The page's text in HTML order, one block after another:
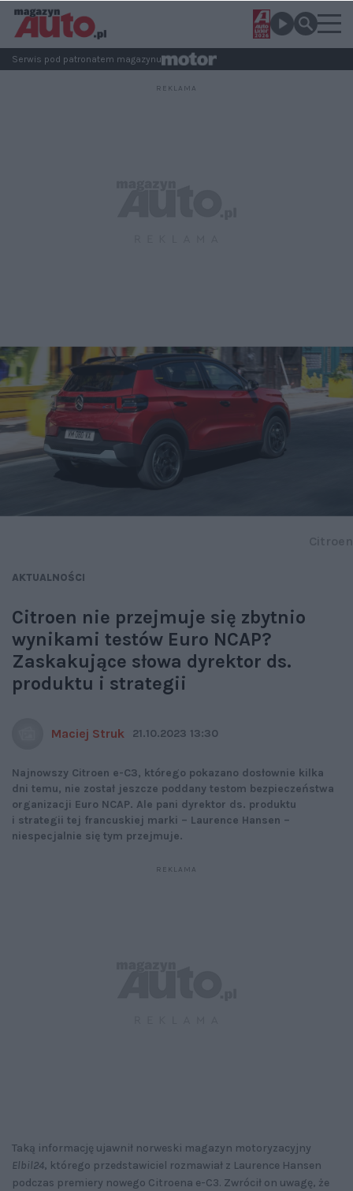
Serwis pod patronatem magazynu
AKTUALNOŚCI
Citroen nie przejmuje się zbytnio
wynikami testów Euro NCAP?
Zaskakujące słowa dyrektor ds.
produktu i strategii
Maciej Struk 21.10.2023 13:30
Najnowszy Citroen e-C3, którego pokazano dosłownie kilka
dni temu, nie został jeszcze poddany testom bezpieczeństwa
organizacji Euro NCAP. Ale pani dyrektor ds. produktu
i strategii tej francuskiej marki – Laurence Hansen –
niespecjalnie się tym przejmuje.
Taką informację ujawnił norweski magazyn motoryzacyjny
Elbil24, którego przedstawiciel rozmawiał z Laurence Hansen
podczas premiery nowego Citroena e-C3. Zwrócił on uwagę, że